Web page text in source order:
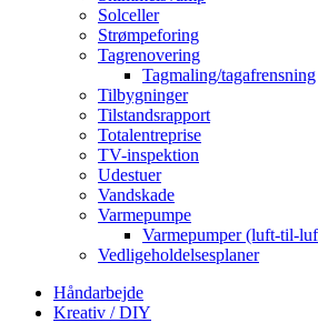
Solceller
Strømpeforing
Tagrenovering
Tagmaling/tagafrensning
Tilbygninger
Tilstandsrapport
Totalentreprise
TV-inspektion
Udestuer
Vandskade
Varmepumpe
Varmepumper (luft-til-
Vedligeholdelsesplaner
Håndarbejde
Kreativ / DIY